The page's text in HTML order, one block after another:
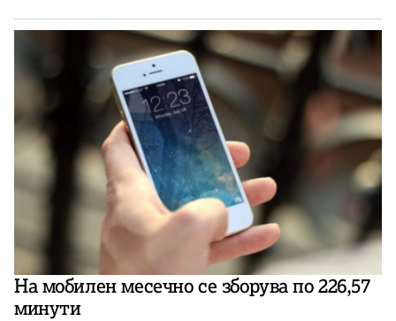
На мобилен месечно се зборува по 226,57
минути